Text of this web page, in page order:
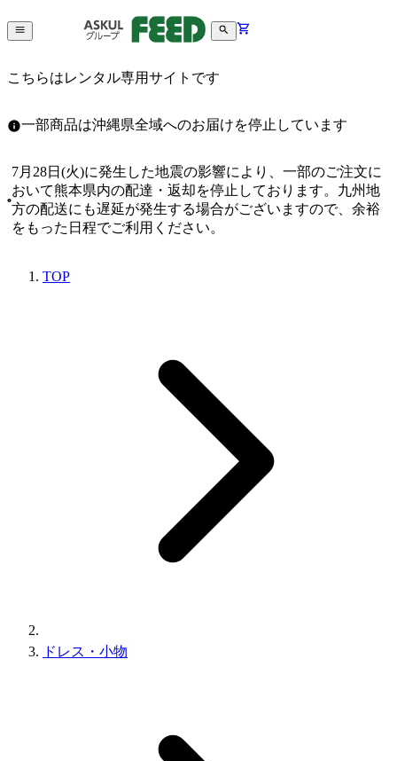
こちらはレンタル専用サイトです
一部商品は沖縄県全域へのお届けを停止しています
7月28日(火)に発生した地震の影響により、一部のご注文に
おいて熊本県内の配達・返却を停止しております。九州地
方の配送にも遅延が発生する場合がございますので、余裕
をもった日程でご利用ください。
TOP
ドレス・小物